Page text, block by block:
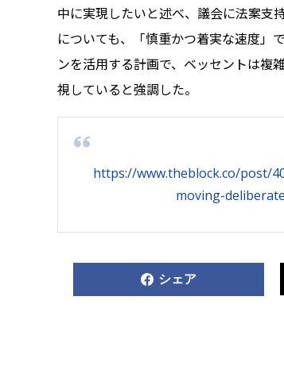
中に実現したいと述べ、議会に法案支
についても、「慎重かつ着実な速度」
ンを活用する計画で、ベッセントは複
視していると強調した。
https://www.theblock.co/post/
moving-
シェア